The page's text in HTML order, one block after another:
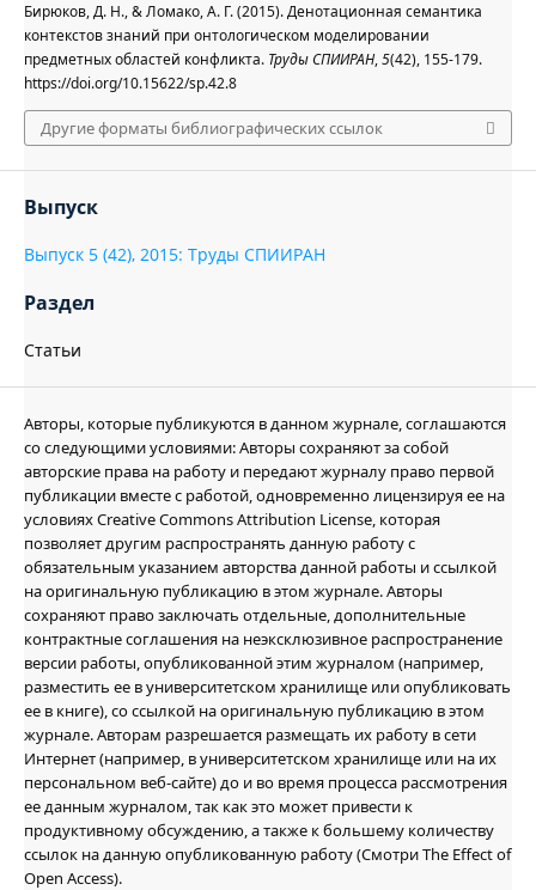
Бирюков, Д. Н., & Ломако, А. Г. (2015). Денотационная семантика
контекстов знаний при онтологическом моделировании
предметных областей конфликта. Труды СПИИРАН,5(42), 155-179.
https://doi.org/10.15622/sp.42.8
Другие форматы библиографических ссылок
Выпуск
Выпуск 5 (42), 2015: Труды СПИИРАН
Раздел
Статьи
Авторы, которые публикуются в данном журнале, соглашаются
со следующими условиями: Авторы сохраняют за собой
авторские права на работу и передают журналу право первой
публикации вместе с работой, одновременно лицензируя ее на
условиях Creative Commons Attribution License, которая
позволяет другим распространять данную работу с
обязательным указанием авторства данной работы и ссылкой
на оригинальную публикацию в этом журнале. Авторы
сохраняют право заключать отдельные, дополнительные
контрактные соглашения на неэксклюзивное распространение
версии работы, опубликованной этим журналом (например,
разместить ее в университетском хранилище или опубликовать
ее в книге), со ссылкой на оригинальную публикацию в этом
журнале. Авторам разрешается размещать их работу в сети
Интернет (например, в университетском хранилище или на их
персональном веб-сайте) до и во время процесса рассмотрения
ее данным журналом, так как это может привести к
продуктивному обсуждению, а также к большему количеству
ссылок на данную опубликованную работу (Смотри The Effect of
Open Access).